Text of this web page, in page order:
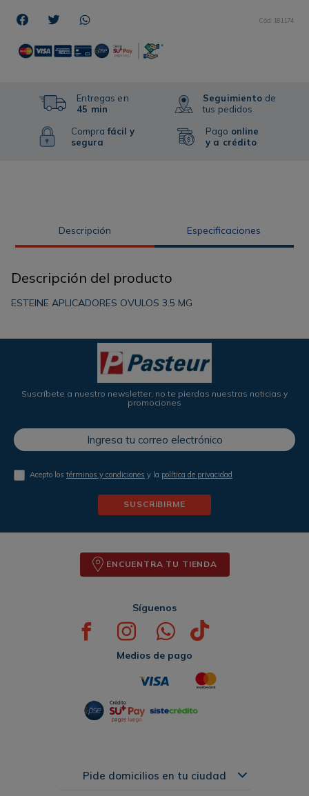
Cód: 181174
Entregas en
45 min
Comprafácil y
segura
Seguimiento de
tus pedidos
Pago online
y a crédito
Descripción Especificaciones
Descripción del producto
ESTEINE APLICADORES OVULOS 3.5 MG
Suscríbete a nuestro newsletter, no te pierdas nuestras noticias y
promociones
Acepto lostérminos y condiciones y la política de privacidad
SUSCRIBIRME
ENCUENTRA TU TIENDA
Síguenos
Medios de pago
Pide domicilios en tu ciudad